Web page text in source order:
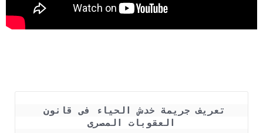
العقوبات المصرى